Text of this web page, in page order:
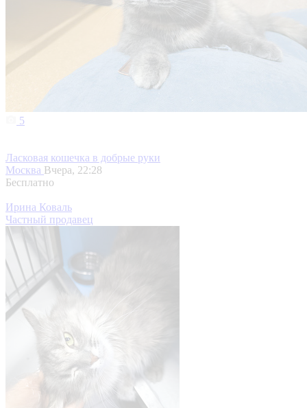
5
Ласковая кошечка в добрые руки
Москва Вчера, 22:28
Бесплатно
Ирина Коваль
Частный продавец